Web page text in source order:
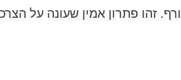
זהו פתרון אמין שעונה על